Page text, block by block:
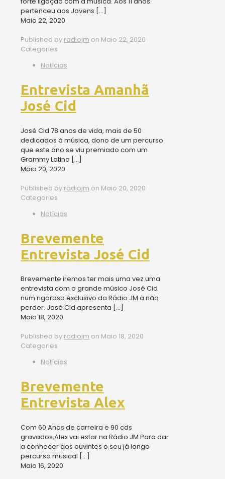
pertenceu aos Jovens […]
Maio 22, 2020
Published by radiojm on Maio 22, 2020
Categories
Notícias
Entrevista Amanhã
José Cid
José Cid 78 anos de vida, mais de 50
dedicados à música, dono de um percurso
que este ano se viu premiado com um
Grammy Latino […]
Maio 20, 2020
Published by radiojm on Maio 20, 2020
Categories
Notícias
Brevemente
Entrevista José Cid
Brevemente iremos ter mais uma vez uma
entrevista com o grande músico José Cid
num rigoroso exclusivo da Rádio JM a não
perder. José Cid apresenta […]
Maio 18, 2020
Published by radiojm on Maio 18, 2020
Categories
Notícias
Brevemente
Entrevista Alex
Com 60 Anos de carreira e 90 cds
gravados,Alex vai estar na Rádio JM Para dar
a conhecer aos ouvintes o seu já longo
percurso musical […]
Maio 16, 2020